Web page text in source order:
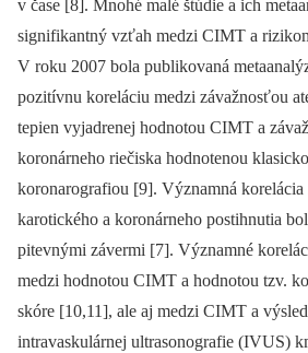
v čase [8]. Mnohé malé štúdie a ich
signifikantný vzťah medzi CIMT a
V roku 2007 bola publikovaná
pozitívnu koreláciu medzi závažnosťou
tepien vyjadrenej hodnotou CIMT a
koronárneho riečiska hodnotenou
koronarografiou [9]. Významná korelácia
karotického a koronárneho postihnutia
pitevnými závermi [7]. Významné
medzi hodnotou CIMT a hodnotou tzv.
skóre [10,11], ale aj medzi CIMT a
intravaskulárnej ultrasonografie (IVUS)